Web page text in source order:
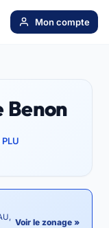
Mon compte
Benon
Voir le zonage »